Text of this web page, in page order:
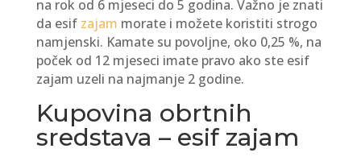
na rok od 6 mjeseci do 5 godina. Važno je znati
da esif zajam morate i možete koristiti strogo
namjenski. Kamate su povoljne, oko 0,25 %, na
poček od 12 mjeseci imate pravo ako ste esif
zajam uzeli na najmanje 2 godine.
Kupovina obrtnih
sredstava – esif zajam